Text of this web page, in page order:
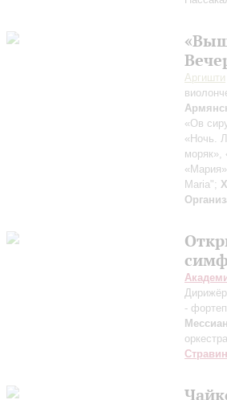
Аргишти
«Ов
«Ночь.
Maria";
-